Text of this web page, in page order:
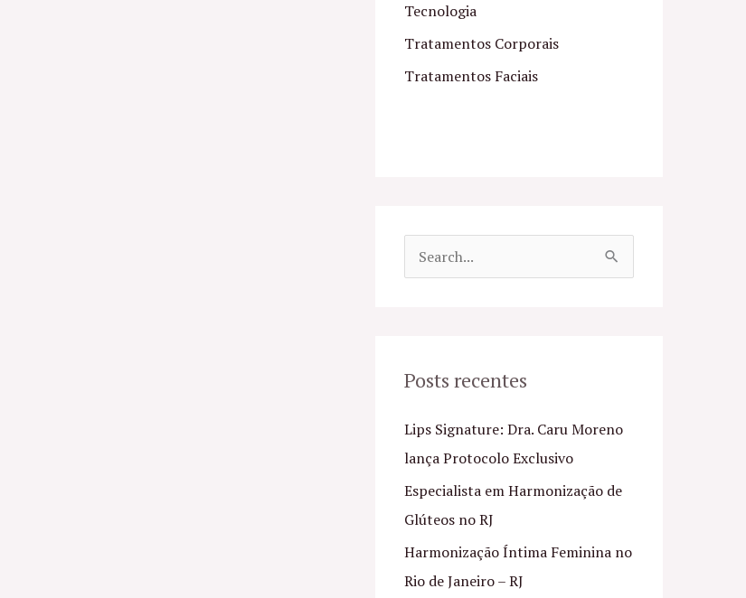
Tecnologia
Tratamentos Corporais
Tratamentos Faciais
u
s
a
r
p
o
r
Posts recentes
Lips Signature: Dra. Caru Moreno
lança Protocolo Exclusivo
Especialista em Harmonização de
Glúteos no RJ
Harmonização Íntima Feminina no
Rio de Janeiro – RJ